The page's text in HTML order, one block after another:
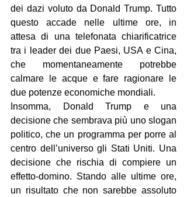
dei dazi voluto da Donald Trump. Tutto
questo accade nelle ultime ore, in
attesa di una telefonata chiarificatrice
tra i leader dei due Paesi, USA e Cina,
che momentaneamente potrebbe
calmare le acque e fare ragionare le
due potenze economiche mondiali.
Insomma, Donald Trump e una
decisione che sembrava più uno slogan
politico, che un programma per porre al
centro dell’universo gli Stati Uniti. Una
decisione che rischia di compiere un
effetto-domino. Stando alle ultime ore,
un risultato che non sarebbe assoluto